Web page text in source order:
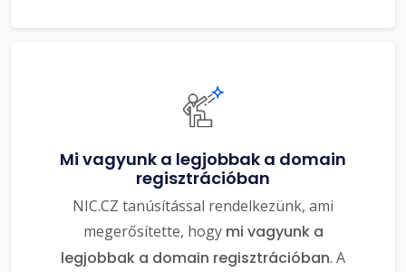
Mi vagyunk a legjobbak a domain
regisztrációban
NIC.CZ tanúsítással rendelkezünk, ami
megerősítette, hogy mi vagyunk a
legjobbak a domain regisztrációban. A